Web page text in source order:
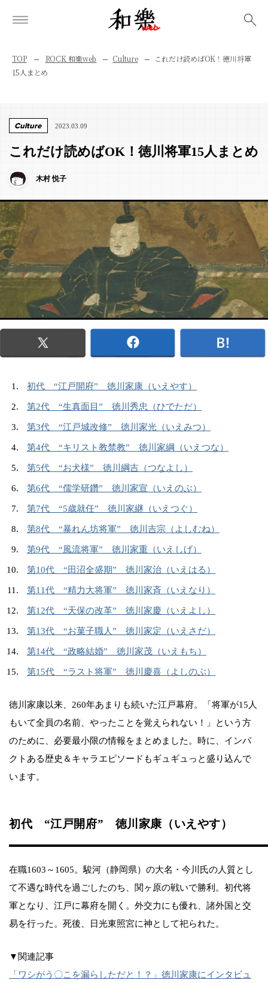
TOP ROCK 和樂web Culture
これだけ読めばOK！徳川将軍
15人まとめ
Culture 2023.03.09
これだけ読めばOK！徳川将軍15人まとめ
木村 悦子
初代 “江戸開府” 徳川家康（いえやす）
第2代 “生真面目” 徳川秀忠（ひでただ）
第3代 “江戸城改修” 徳川家光（いえみつ）
第4代 “キリスト教禁教” 徳川家綱（いえつな）
第5代 “お犬様” 徳川綱吉（つなよし）
第6代 “儒学研鑽” 徳川家宣（いえのぶ）
第7代 “5歳就任” 徳川家継（いえつぐ）
第8代 “暴れん坊将軍” 徳川吉宗（よしむね）
第9代 “風流将軍” 徳川家重（いえしげ）
第10代 “田沼全盛期” 徳川家治（いえはる）
第11代 “精力大将軍” 徳川家斉（いえなり）
第12代 “天保の改革” 徳川家慶（いえよし）
第13代 “お菓子職人” 徳川家定（いえさだ）
第14代 “政略結婚” 徳川家茂（いえもち）
第15代 “ラスト将軍” 徳川慶喜（よしのぶ）
徳川家康以来、260年あまりも続いた江戸幕府。「将軍が15人
もいて全員の名前、やったことを覚えられない！」という方
のために、必要最小限の情報をまとめました。時に、インパ
クトある歴史＆キャラエピソードもギュギュっと盛り込んで
います。
初代 “江戸開府” 徳川家康（いえやす）
在職1603～1605。駿河（静岡県）の大名・今川氏の人質とし
て不遇な時代を過ごしたのち、関ヶ原の戦いで勝利。初代将
軍となり、江戸に幕府を開く。外交力にも優れ、諸外国と交
易を行った。死後、日光東照宮に神として祀られた。
▼関連記事
「ワシがう〇こを漏らしただと！？」徳川家康にインタビュ